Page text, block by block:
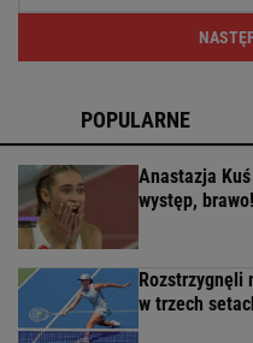
POPULARNE
Anastazja
występ, brawo!
Rozstrzygnęli
w trzech